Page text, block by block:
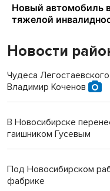
Новости
Чудеса
Владимир Коченов
В Новосибирске
гаишником Гусевым
Под Новосибирском
фабрике